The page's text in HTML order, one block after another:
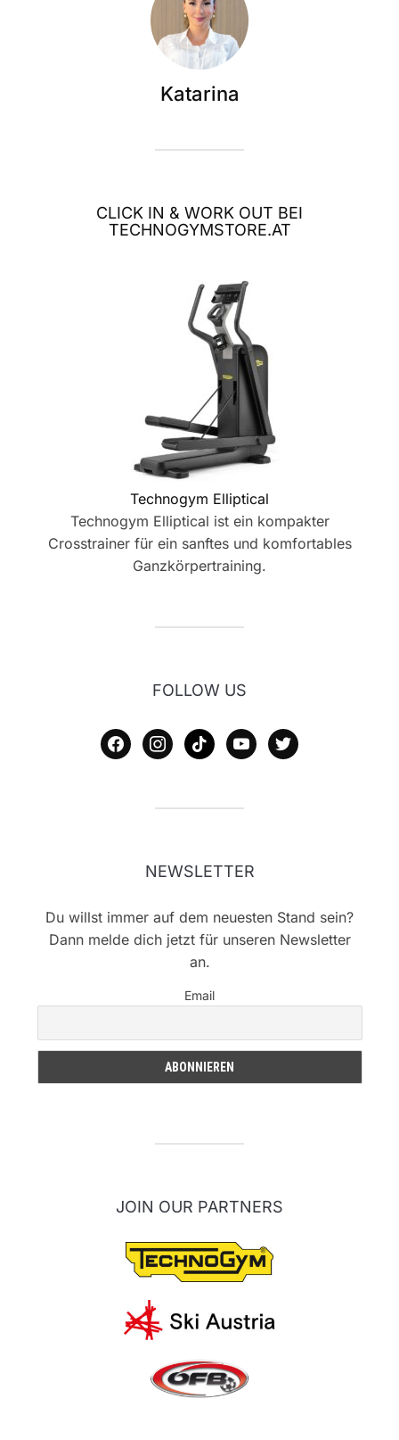
Katarina
CLICK IN & WORK OUT BEI
TECHNOGYMSTORE.AT
Technogym Elliptical
Technogym Elliptical ist ein kompakter
Crosstrainer für ein sanftes und komfortables
Ganzkörpertraining.
FOLLOW US
facebookinstagram
tiktok youtubetwitter
NEWSLETTER
Du willst immer auf dem neuesten Stand sein?
Dann melde dich jetzt für unseren Newsletter
an.
Email
JOIN OUR PARTNERS